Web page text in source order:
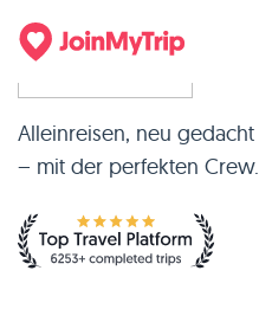
Alleinreisen, neu gedacht
– mit der perfekten Crew.